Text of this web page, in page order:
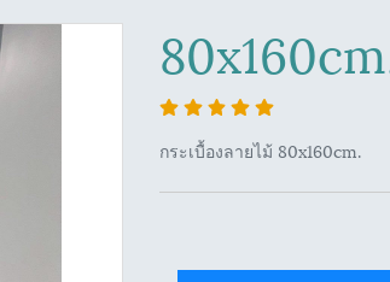
กระเบื้องลายไม้ 80x160cm.